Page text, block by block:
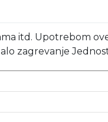
itd. Upotrebom
zagrevanje